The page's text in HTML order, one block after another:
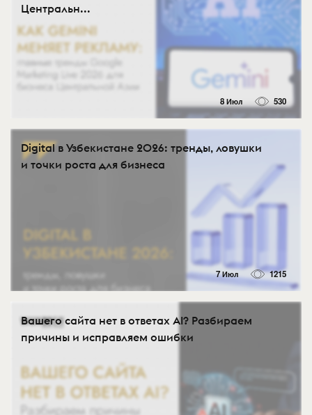
Центральн...
8 Июл 530
Digital в Узбекистане 2026: тренды, ловушки
и точки роста для бизнеса
7 Июл 1215
Вашего сайта нет в ответах AI? Разбираем
причины и исправляем ошибки